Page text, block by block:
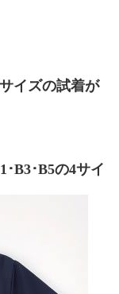
イズの試着が
B3･B5の4サイ